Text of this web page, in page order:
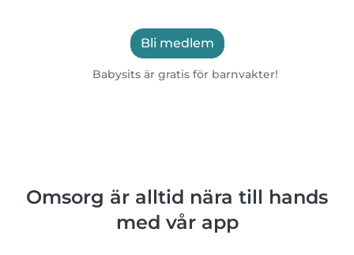
Bli medlem
Babysits är gratis för barnvakter!
Omsorg är alltid nära till hands
med vår app